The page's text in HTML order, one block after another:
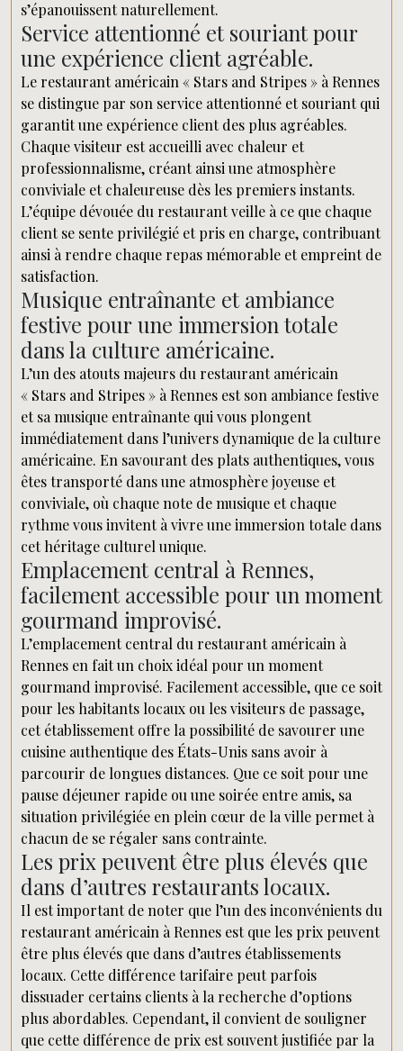
s’épanouissent naturellement.
Service attentionné et souriant pour
une expérience client agréable.
Le restaurant américain « Stars and Stripes » à Rennes
se distingue par son service attentionné et souriant qui
garantit une expérience client des plus agréables.
Chaque visiteur est accueilli avec chaleur et
professionnalisme, créant ainsi une atmosphère
conviviale et chaleureuse dès les premiers instants.
L’équipe dévouée du restaurant veille à ce que chaque
client se sente privilégié et pris en charge, contribuant
ainsi à rendre chaque repas mémorable et empreint de
satisfaction.
Musique entraînante et ambiance
festive pour une immersion totale
dans la culture américaine.
L’un des atouts majeurs du restaurant américain
« Stars and Stripes » à Rennes est son ambiance festive
et sa musique entraînante qui vous plongent
immédiatement dans l’univers dynamique de la culture
américaine. En savourant des plats authentiques, vous
êtes transporté dans une atmosphère joyeuse et
conviviale, où chaque note de musique et chaque
rythme vous invitent à vivre une immersion totale dans
cet héritage culturel unique.
Emplacement central à Rennes,
facilement accessible pour un moment
gourmand improvisé.
L’emplacement central du restaurant américain à
Rennes en fait un choix idéal pour un moment
gourmand improvisé. Facilement accessible, que ce soit
pour les habitants locaux ou les visiteurs de passage,
cet établissement offre la possibilité de savourer une
cuisine authentique des États-Unis sans avoir à
parcourir de longues distances. Que ce soit pour une
pause déjeuner rapide ou une soirée entre amis, sa
situation privilégiée en plein cœur de la ville permet à
chacun de se régaler sans contrainte.
Les prix peuvent être plus élevés que
dans d’autres restaurants locaux.
Il est important de noter que l’un des inconvénients du
restaurant américain à Rennes est que les prix peuvent
être plus élevés que dans d’autres établissements
locaux. Cette différence tarifaire peut parfois
dissuader certains clients à la recherche d’options
plus abordables. Cependant, il convient de souligner
que cette différence de prix est souvent justifiée par la